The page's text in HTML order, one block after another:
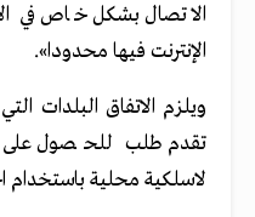
الاتصال بشكل خاص في
الإنترنت فيها محدودا».
ويلزم الاتفاق البلدات
تقدم طلب للحصول
لاسلكية محلية باستخدام